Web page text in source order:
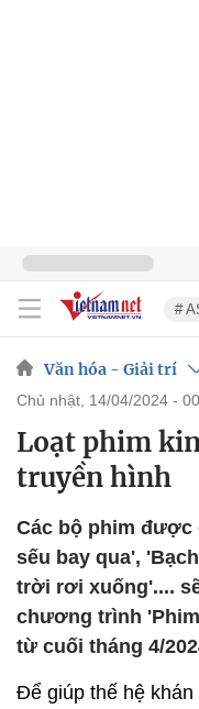
#
Văn hóa - Giải trí
chủ nhật, 14/04/2024 -
Loạt phim
truyền hình
Các bộ phim được
sếu bay qua',
trời rơi xuống'....
chương trình
từ cuối tháng 4/
Để giúp thế hệ